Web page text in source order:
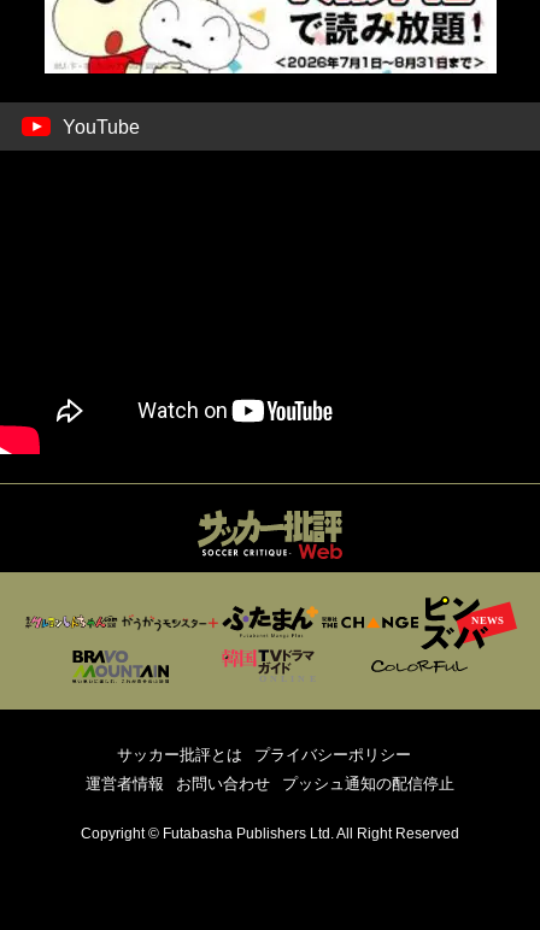
YouTube
サッカー批評とは
プライバシーポリシー
運営者情報
お問い合わせ プッシュ通知の配信停止
Copyright © Futabasha Publishers Ltd. All Right Reserved